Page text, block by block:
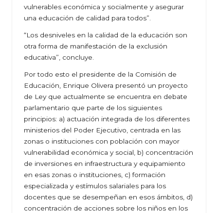
vulnerables económica y socialmente y asegurar
una educación de calidad para todos”.
“Los desniveles en la calidad de la educación son
otra forma de manifestación de la exclusión
educativa”, concluye.
Por todo esto el presidente de la Comisión de
Educación, Enrique Olivera presentó un proyecto
de Ley que actualmente se encuentra en debate
parlamentario que parte de los siguientes
principios: a) actuación integrada de los diferentes
ministerios del Poder Ejecutivo, centrada en las
zonas o instituciones con población con mayor
vulnerabilidad económica y social, b) concentración
de inversiones en infraestructura y equipamiento
en esas zonas o instituciones, c) formación
especializada y estímulos salariales para los
docentes que se desempeñan en esos ámbitos, d)
concentración de acciones sobre los niños en los